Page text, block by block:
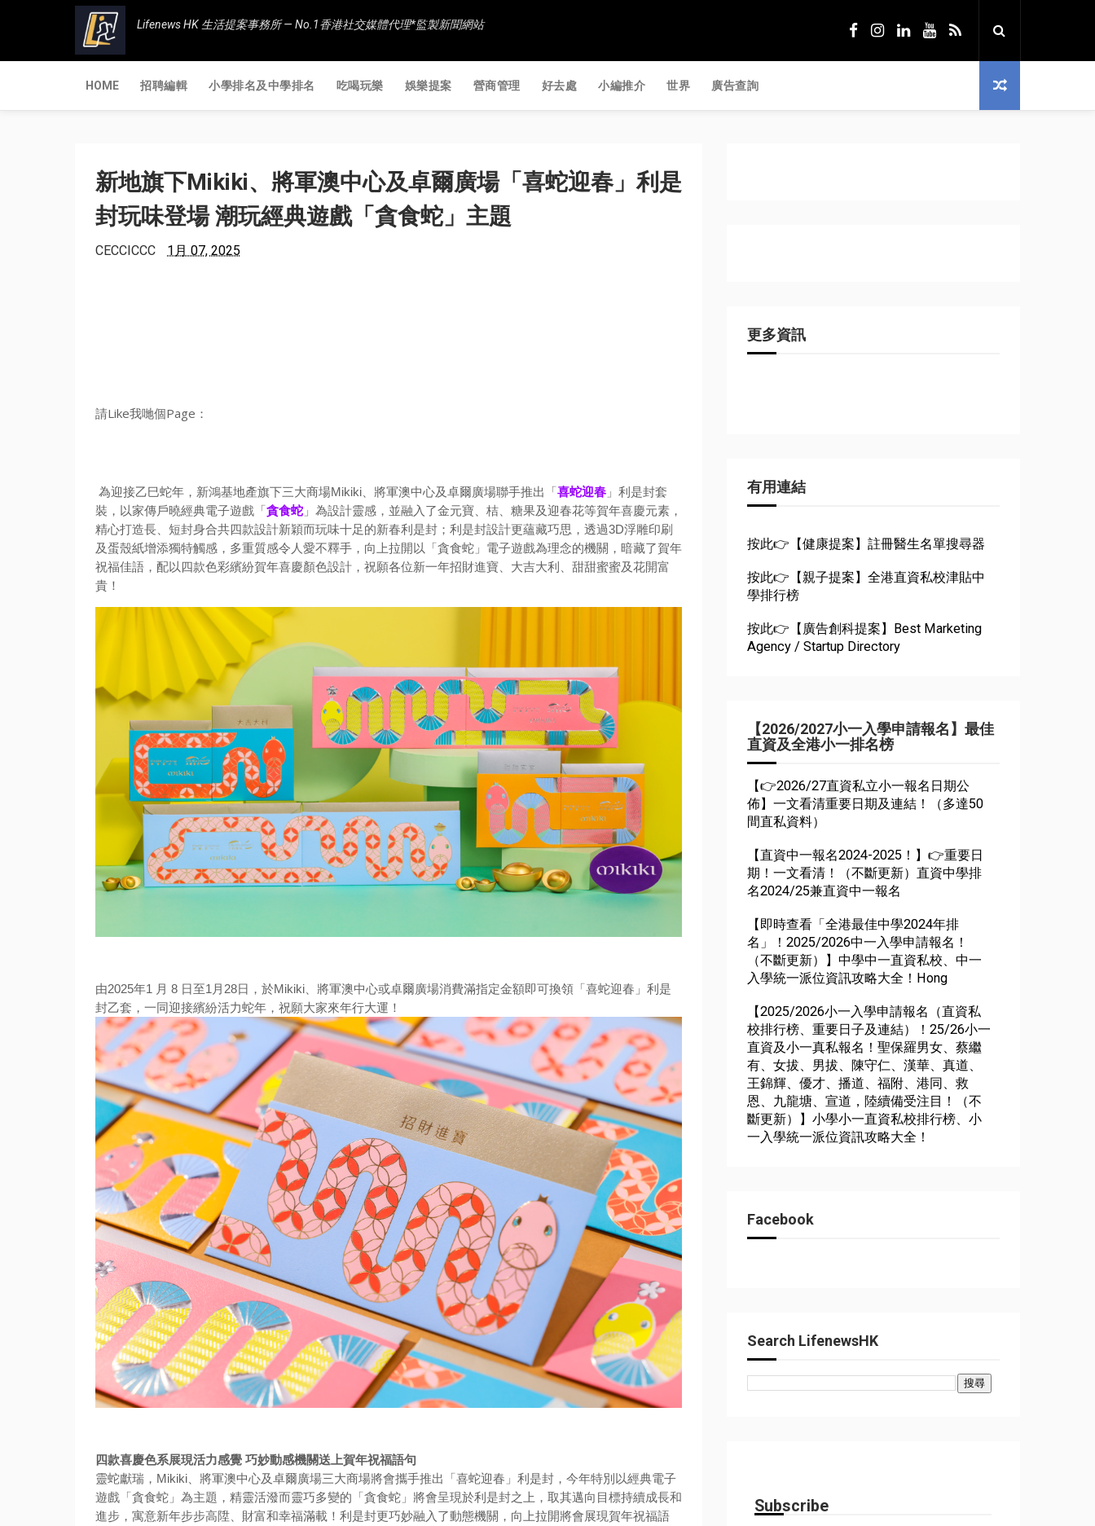
Lifenews HK 生活提案事務所 — No.1香港社交媒體代理*監製新聞網站
HOME 招聘編輯 小學排名及中學排名 吃喝玩樂 娛樂提案 營商管理 好去處 小編推介 世界 廣告查詢
新地旗下Mikiki、將軍澳中心及卓爾廣場「喜蛇迎春」利是
封玩味登場 潮玩經典遊戲「貪食蛇」主題
CECCICCC 1月 07, 2025
請Like我哋個Page：
為迎接乙巳蛇年， 新鴻基地產旗下三大商場Mikiki、 將軍澳中心及卓爾廣場聯手推出「喜蛇迎春 」利是封套
裝， 以家傳戶曉經典電子遊戲「貪食蛇 」為設計靈感，並融入了金元寶、 桔、糖果及迎春花等賀年喜慶元素，
精心打造長、 短封身合共四款設計新穎而玩味十足的新春利是封； 利是封設計更蘊藏巧思，透過3D浮雕印刷
及蛋殼紙增添獨特觸感， 多重質感令人愛不釋手，向上拉開以「貪食蛇」 電子遊戲為理念的機關，暗藏了賀年
祝福佳語， 配以四款色彩繽紛賀年喜慶顏色設計，祝願各位新一年招財進寶、 大吉大利、甜甜蜜蜜及花開富
貴！
由2025年1 月 8 日至1月28日，於Mikiki、 將軍澳中心或卓爾廣場消費滿指定金額即可換領「喜蛇迎春」 利是
封乙套，一同迎接繽紛活力蛇年，祝願大家來年行大運！
四款喜慶色系展現活力感覺 巧妙動感機關送上賀年祝福語句
靈蛇獻瑞，Mikiki、 將軍澳中心及卓爾廣場三大商場將會攜手推出「喜蛇迎春」利是封， 今年特別以經典電子
遊戲「貪食蛇」為主題， 精靈活潑而靈巧多變的「貪食蛇」將會呈現於利是封之上， 取其邁向目標持續成長和
進步，寓意新年步步高陞、 財富和幸福滿載！利是封更巧妙融入了動態機關， 向上拉開將會展現賀年祝福語
更多資訊
有用連結
按此👉【健康提案】註冊醫生名單搜尋器
按此👉【親子提案】全港直資私校津貼中
學排行榜
按此👉【廣告創科提案】Best Marketing
Agency / Startup Directory
【2026/2027小一入學申請報名】最佳
直資及全港小一排名榜
【👉2026/27直資私立小一報名日期公
佈】一文看清重要日期及連結！（多達50
間直私資料）
【直資中一報名2024-2025！】👉重要日
期！一文看清！（不斷更新）直資中學排
名2024/25兼直資中一報名
【即時查看「全港最佳中學2024年排
名」！2025/2026中一入學申請報名！
（不斷更新）】中學中一直資私校、中一
入學統一派位資訊攻略大全！Hong
【2025/2026小一入學申請報名（直資私
校排行榜、重要日子及連結）！25/26小一
直資及小一真私報名！聖保羅男女、蔡繼
有、女拔、男拔、陳守仁、漢華、真道、
王錦輝、優才、播道、福附、港同、救
恩、九龍塘、宣道，陸續備受注目！（不
斷更新）】小學小一直資私校排行榜、小
一入學統一派位資訊攻略大全！
Facebook
Search LifenewsHK
Subscribe